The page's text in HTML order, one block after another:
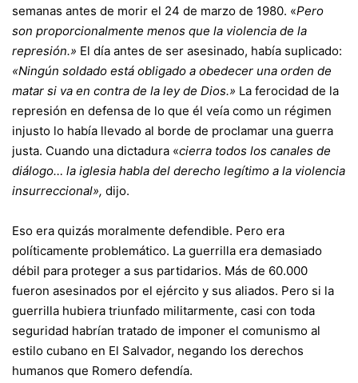
semanas antes de morir el 24 de marzo de 1980. «Pero
son proporcionalmente menos que la violencia de la
represión.» El día antes de ser asesinado, había suplicado:
«Ningún soldado está obligado a obedecer una orden de
matar si va en contra de la ley de Dios.» La ferocidad de la
represión en defensa de lo que él veía como un régimen
injusto lo había llevado al borde de proclamar una guerra
justa. Cuando una dictadura «cierra todos los canales de
diálogo… la iglesia habla del derecho legítimo a la violencia
insurreccional», dijo.
Eso era quizás moralmente defendible. Pero era
políticamente problemático. La guerrilla era demasiado
débil para proteger a sus partidarios. Más de 60.000
fueron asesinados por el ejército y sus aliados. Pero si la
guerrilla hubiera triunfado militarmente, casi con toda
seguridad habrían tratado de imponer el comunismo al
estilo cubano en El Salvador, negando los derechos
humanos que Romero defendía.